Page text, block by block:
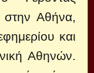
στην Αθήνα,
και
Αθηνών.